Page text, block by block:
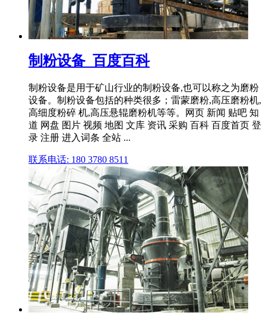
制粉设备_百度百科
制粉设备是用于矿山行业的制粉设备,也可以称之为磨粉
设备。制粉设备包括的种类很多；雷蒙磨粉,高压磨粉机,
高细度粉碎 机,高压悬辊磨粉机等等。网页 新闻 贴吧 知
道 网盘 图片 视频 地图 文库 资讯 采购 百科 百度首页 登
录 注册 进入词条 全站 ...
联系电话: 180 3780 8511